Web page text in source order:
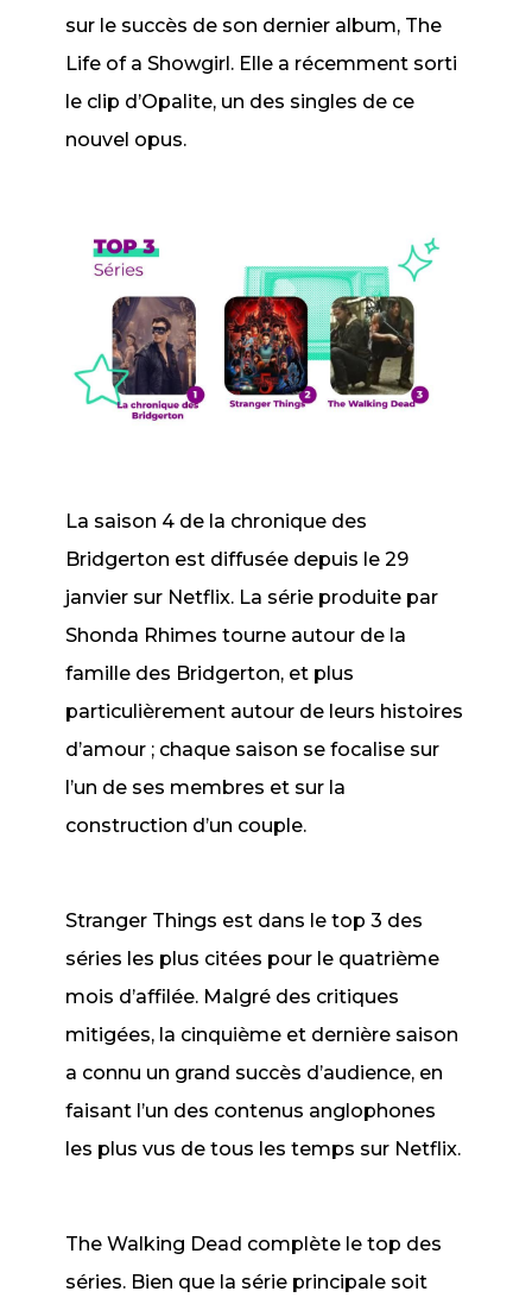
sur le succès de son dernier album, The
Life of a Showgirl. Elle a récemment sorti
le clip d’Opalite, un des singles de ce
nouvel opus.
La saison 4 de la chronique des
Bridgerton est diffusée depuis le 29
janvier sur Netflix. La série produite par
Shonda Rhimes tourne autour de la
famille des Bridgerton, et plus
particulièrement autour de leurs histoires
d’amour ; chaque saison se focalise sur
l’un de ses membres et sur la
construction d’un couple.
Stranger Things est dans le top 3 des
séries les plus citées pour le quatrième
mois d’affilée. Malgré des critiques
mitigées, la cinquième et dernière saison
a connu un grand succès d’audience, en
faisant l’un des contenus anglophones
les plus vus de tous les temps sur Netflix.
The Walking Dead complète le top des
séries. Bien que la série principale soit